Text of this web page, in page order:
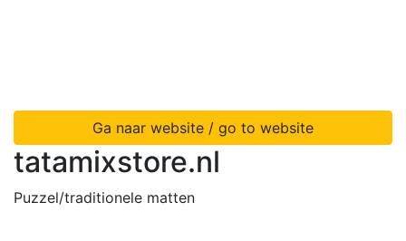
Ga naar website / go to website
tatamixstore.nl
Puzzel/traditionele matten